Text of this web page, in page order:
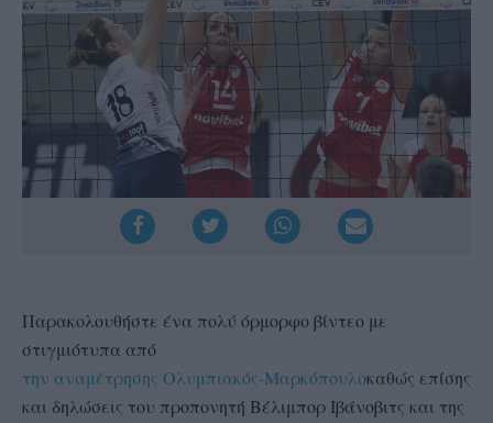
Παρακολουθήστε ένα πολύ όρμορφο βίντεο με
στιγμιότυπα από
την αναμέτρησης Ολυμπιακός-Μαρκόπουλοκαθώς επίσης
και δηλώσεις του προπονητή Βέλιμπορ Ιβάνοβιτς και της